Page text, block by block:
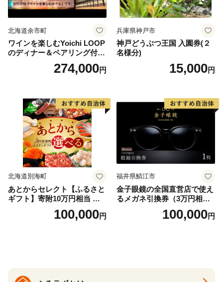
北海道余市町
ワインを楽しむYoichi LOOP
のディナー＆ペアリング付宿
泊プラン＜デラックスツイン
274,000円
兵庫県神戸市
神戸どうぶつ王国 入園券(２
名様分)
15,000円
北海道別海町
あとからセレクト【ふるさと
ギフト】寄附10万円相当 あ
とから選べる！ ギフト いく
ら ほたて 海鮮 牛肉 別海町
ギフト ふるさと納税 ）
100,000円
福井県鯖江市
金子眼鏡の全国直営店で使え
るメガネ引換券（3万円相
100,000円